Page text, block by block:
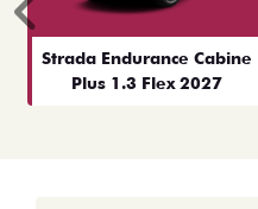
Strada Endurance Cabine
Plus 1.3 Flex 2027
Anterior